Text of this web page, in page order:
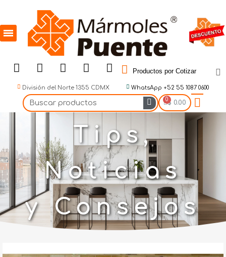
Productos por Cotizar
División del Norte 1355 CDMX WhatsApp +52 55 1087 0600
$ 0.00
Tips,
Noticias
y Consejos